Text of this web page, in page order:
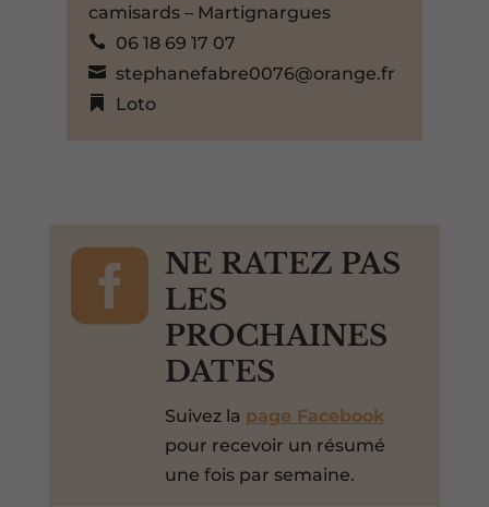
camisards – Martignargues
06 18 69 17 07
stephanefabre0076@orange.fr
Loto

NE RATEZ PAS
LES
PROCHAINES
DATES
Suivez la page Facebook
pour recevoir un résumé
une fois par semaine.